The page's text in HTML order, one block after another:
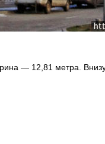
— 12,81 метра.